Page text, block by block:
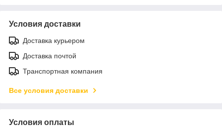
Условия доставки
Доставка курьером
Доставка почтой
Транспортная компания
Все условия доставки
Условия оплаты